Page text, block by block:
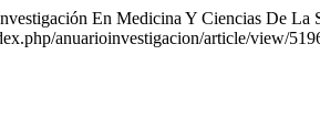
En Medicina Y Ciencias De La
anuarioinvestigacion/article/view/